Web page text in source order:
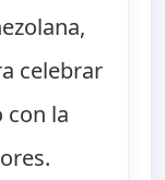
celebrar
con la